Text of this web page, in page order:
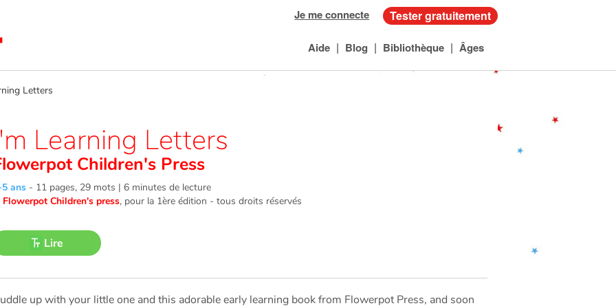
Je me connecte Tester gratuitement
Aide | Blog | Bibliothèque | Âges
Letters
Learning Letters
Children's Press
ans - 11 pages, 29 mots | 6 minutes de lecture
Flowerpot Children's press, pour la 1ère édition - tous droits réservés
Lire
up with your little one and this adorable early learning book from Flowerpot Press, and soon